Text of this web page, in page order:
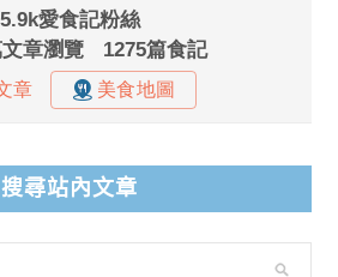
搜尋站內文章